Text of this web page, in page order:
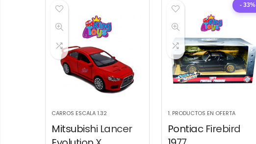
CARROS ESCALA 1.32
Mitsubishi Lancer
- 33%
1. PRODUCTOS EN OFERTA
Pontiac Firebird